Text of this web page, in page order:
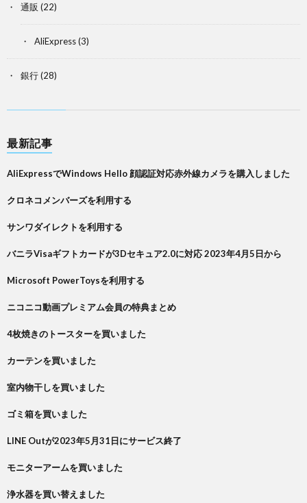
通販 (22)
AliExpress(3)
銀行(28)
最新記事
AliExpressでWindows Hello 顔認証対応赤外線カメラを購入しました
クロネコメンバーズを利用する
サンワダイレクトを利用する
バニラVisaギフトカードが3Dセキュア2.0に対応 2023年4月5日から
Microsoft PowerToysを利用する
ニコニコ動画プレミアム会員の特典まとめ
4枚焼きのトースターを買いました
カーテンを買いました
室内物干しを買いました
ゴミ箱を買いました
LINE Outが2023年5月31日にサービス終了
モニターアームを買いました
浄水器を買い替えました